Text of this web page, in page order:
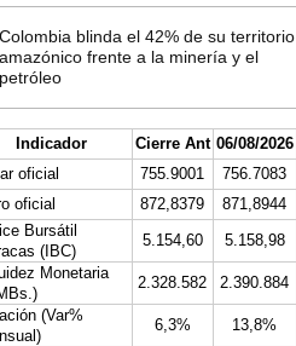
blinda el 42% de su territorio
frente a la minería y el
Indicador Cierre Ant 06/08/2026
oficial
755.9001
756.7083
oficial
872,8379
871,8944
Bursátil
(IBC)
5.154,60
5.158,98
Monetaria
2.328.582
2.390.884
(Var%
6,3%
13,8%